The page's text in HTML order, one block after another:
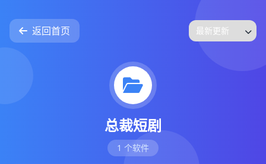
返回首页
总裁短剧
1 个软件